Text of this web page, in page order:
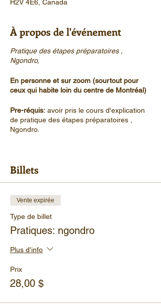
H2V 4E6, Canada
À propos de l'événement
Pratique des étapes préparatoires ,
Ngondro,
En personne et sur zoom (sourtout pour
ceux qui habite loin du centre de Montréal)
Pre-réquis: avoir pris le cours d'explication
de pratique des étapes préparatoires ,
Ngondro.
questions concernant la pratique.
pause.
Matériel:cloche, vajra, mala, livre de
pratique.
Nous allons faire la pratique de
l'offrande de mandala. Si vous avez les
mandala, graines, tissus.
Horaire: dimanche 11 juin 2023
Billets
Vente expirée
Type de billet
Pratiques: ngondro
Plus d'info
Prix
28,00 $